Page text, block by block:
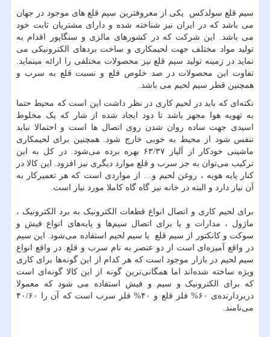
سیم قلع سولدکس یکی از معروفترین سیم قلع های موجود در جهان
می باشد که در ایران نیز شناخته شده و دارای مشتریان ثابت خود
می باشد. این شرکت که در کشورهای مالزی و سنگاپور اقدام به
تولید مواد مختلف جهت لحیمکاری و ساخت بردهای الکترونیکی می
نماید در زمینه تولید سیم قلع نیز محصولات مختلفی را ارائه مینماید.
تفاوت این محصولات در صد خلوص قلع و نسبت قلع به سرب و
همچنین قطر سیم لحیم می باشد.
نکته‌ای که باید در لحیم‌ کاری در نظر داشت این است که محیط حتما
به تهویه هوا مجهز باشد تا دود ایجاد شده از شار که یک مخلوط
اسیدی جهت ساده روان شدن روی اتصال ها است و احتمالا نباید
تنفس شود از محیط به خوبی خارج شود. همچنین برای لحیمکاری
ماشینی خودکار از آلیاز ۶۳/۳۷ بهره برده می‌شود. در کل به این
ترکیب می‌توان به جز سرب و قلع موارد دیگری نیز افزود. این کالا در
کنار پایه هویه ، روغن لحیم و… از مواردی است که هر تعمیرکار به
آن نیاز دارد و البته در خانه نیز گاه گاه کاملا مورد نیاز است.
برای لحیم کاری و اتصال انواع قطعات الکترونیک به برد الکترونیک ،
ماژول ، مدارات و یا برای اتصال سیم‌ها و پایه‌های انواع فیش و
سوکت و کانکتور از سیم قلع یا سیم لحیم استفاده می‌شود. این سیم
در واقع آمیزه‌ای است از دو عنصر به نام سرب و قلع. در واقع انواع
سیم لحیم در بازار موجود است که هر کدام از این گونه‌ها برای کاری
ویژه ساخته شده‌اند اما همگانی‌ترین گونه از این کالا گونه‌ای است
که برای الکترونیک و سیم و فیش استفاده می شود که معمولا
دربردارنده‌ی ۶۰% فلز قلع و ۴۰% فلز سرب است که آن را ۴۰/۶۰
می‌نامند.